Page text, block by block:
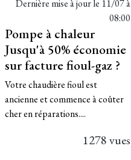
Dernière mise à jour le 11/07 à
08:00
Pompe à chaleur
Jusqu'à 50% économie
sur facture fioul-gaz ?
Votre chaudière fioul est
ancienne et commence à coûter
cher en réparations....
1278 vues